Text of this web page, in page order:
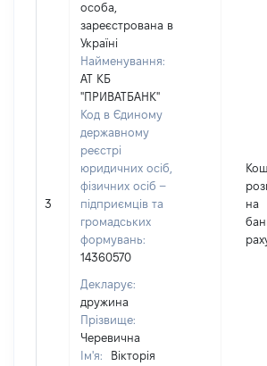
3
особа,
зареєстрована в
Україні
Найменування:
АТ КБ
"ПРИВАТБАНК"
Код в Єдиному
державному
реєстрі
юридичних осіб,
фізичних осіб –
підприємців та
громадських
формувань:
14360570
Декларує:
дружина
Прізвище:
Черевична
Ім'я:
Вікторія
на